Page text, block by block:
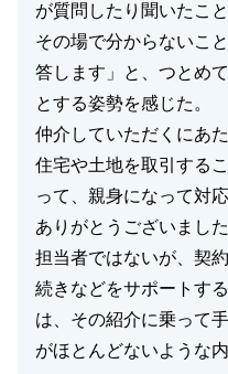
が質問したり聞いたこ
その場で分からないこ
答します」と、つとめ
とする姿勢を感じた。
仲介していただくにあ
住宅や土地を取引する
って、親身になって対
ありがとうございました
担当者ではないが、契
続きなどをサポートす
は、その紹介に乗って
がほとんどないような